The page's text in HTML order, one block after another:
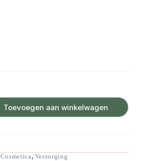
Toevoegen aan winkelwagen
Cosmetica, Verzorging